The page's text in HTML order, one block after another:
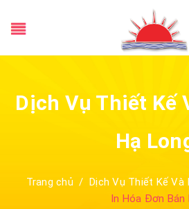
Dịch Vụ Thiết Kế
Hạ
Trang chủ / Dịch Vụ Thiết Kế Và
In Hóa Đơn Bán